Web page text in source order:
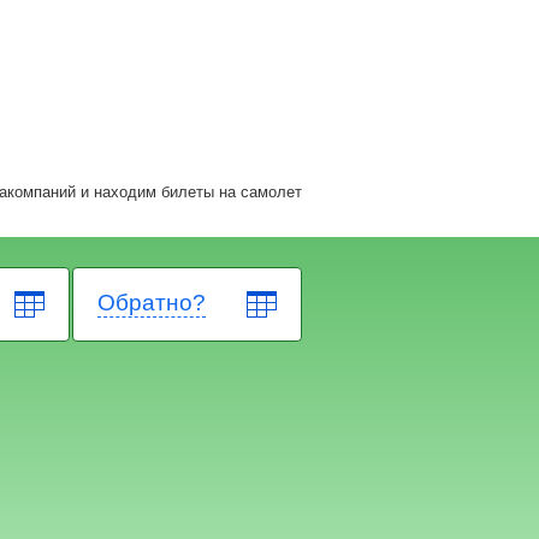
и находим билеты на самолет
Обратно?